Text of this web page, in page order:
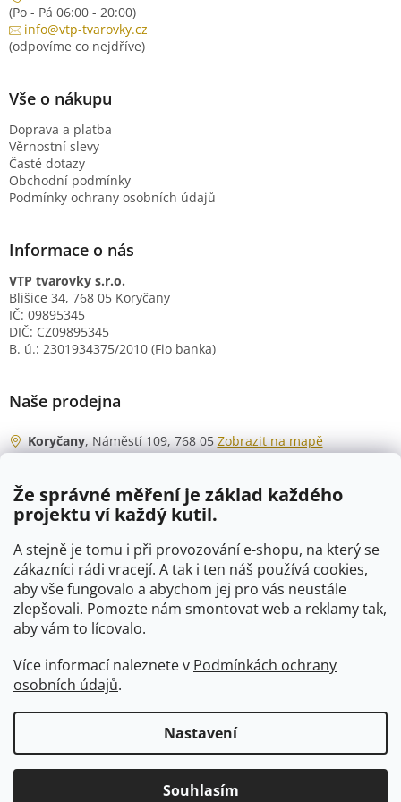
Že správné měření je základ každého
projektu ví každý kutil.
A stejně je tomu i při provozování e-shopu, na který se
zákazníci rádi vracejí. A tak i ten náš používá cookies,
aby vše fungovalo a abychom jej pro vás neustále
zlepšovali. Pomozte nám smontovat web a reklamy tak,
aby vám to lícovalo.
Více informací naleznete v Podmínkách ochrany
osobních údajů.
Nastavení
Souhlasím
(Po - Pá 06:00 - 20:00)
info@vtp-tvarovky.cz
(odpovíme co nejdříve)
Vše o nákupu
Doprava a platba
Věrnostní slevy
Časté dotazy
Obchodní podmínky
Podmínky ochrany osobních údajů
Informace o nás
VTP tvarovky s.r.o.
Blišice 34, 768 05 Koryčany
IČ: 09895345
DIČ: CZ09895345
B. ú.: 2301934375/2010 (Fio banka)
Naše prodejna
Koryčany, Náměstí 109, 768 05 Zobrazit na mapě
Po - Čt
06:00 - 07:00
07:30 - 15:30
Pá
06:00 - 07:00
07:30 - 15:00
So
07:00 - 10:00
Ne
zavřeno
Upravit nastavení cookies